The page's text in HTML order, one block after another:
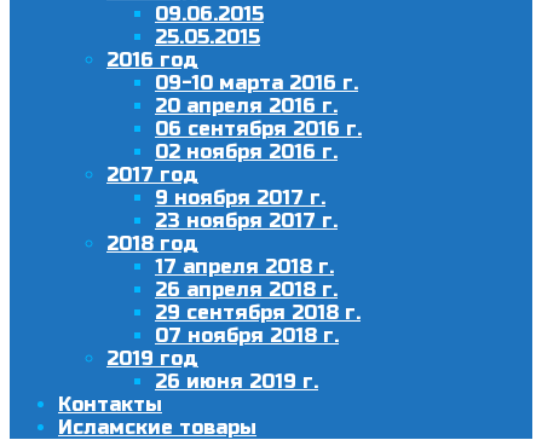
09.06.2015
25.05.2015
2016 год
09-10 марта 2016 г.
20 апреля 2016 г.
06 сентября 2016 г.
02 ноября 2016 г.
2017 год
9 ноября 2017 г.
23 ноября 2017 г.
2018 год
17 апреля 2018 г.
26 апреля 2018 г.
29 сентября 2018 г.
07 ноября 2018 г.
2019 год
26 июня 2019 г.
Контакты
Исламские товары